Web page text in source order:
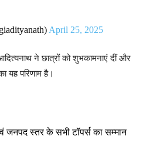
April 25, 2025
ने छात्रों को शुभकामनाएं दीं और
यह परिणाम है।
जनपद स्तर के सभी टॉपर्स का सम्मान